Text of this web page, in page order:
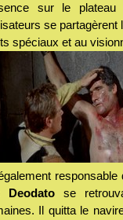
sur le
se partagèrent
spéciaux et au
Deodatose
Il quitta le